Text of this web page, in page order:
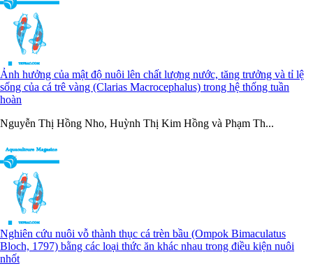
Ảnh hưởng của mật độ nuôi lên chất lượng nước, tăng trưởng và tỉ lệ
sống của cá trê vàng (Clarias Macrocephalus) trong hệ thống tuần
hoàn
Nguyễn Thị Hồng Nho, Huỳnh Thị Kim Hồng và Phạm Th...
Nghiên cứu nuôi vỗ thành thục cá trèn bầu (Ompok Bimaculatus
Bloch, 1797) bằng các loại thức ăn khác nhau trong điều kiện nuôi
nhốt